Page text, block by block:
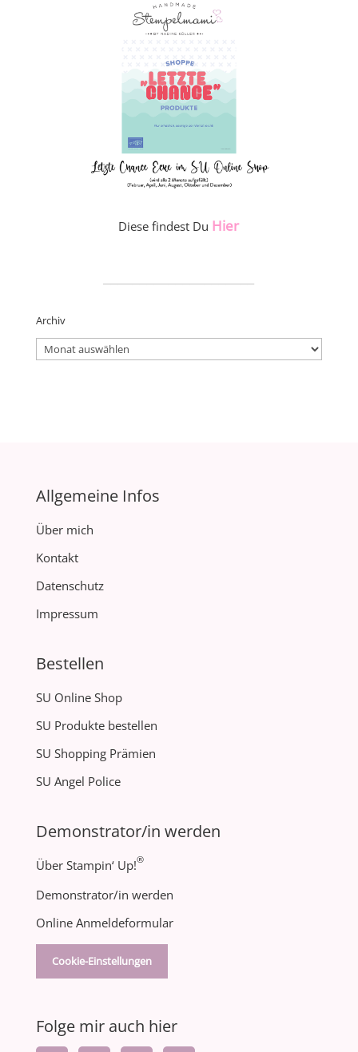
Diese findest Du Hier
Archiv
Archiv
Allgemeine Infos
Über mich
Kontakt
Datenschutz
Impressum
Bestellen
SU Online Shop
SU Produkte bestellen
SU Shopping Prämien
SU Angel Police
Demonstrator/in werden
Über Stampin‘ Up!®
Demonstrator/in werden
Online Anmeldeformular
Cookie-Einstellungen
Folge mir auch hier